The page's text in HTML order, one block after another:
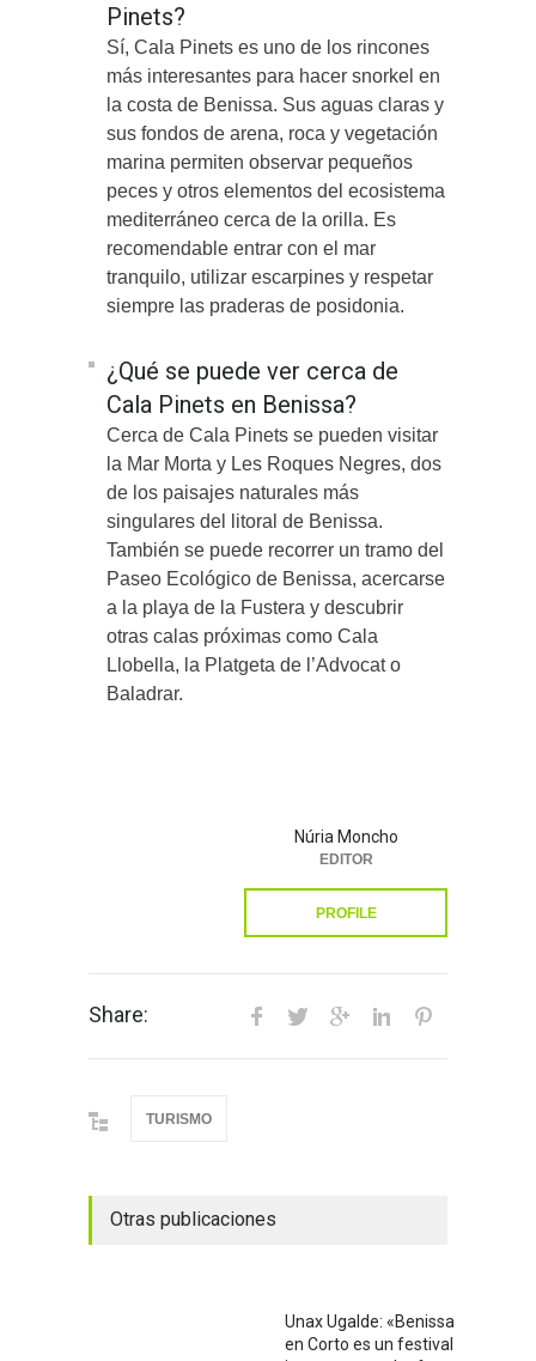
Pinets?
Sí, Cala Pinets es uno de los rincones
más interesantes para hacer snorkel en
la costa de Benissa. Sus aguas claras y
sus fondos de arena, roca y vegetación
marina permiten observar pequeños
peces y otros elementos del ecosistema
mediterráneo cerca de la orilla. Es
recomendable entrar con el mar
tranquilo, utilizar escarpines y respetar
siempre las praderas de posidonia.
¿Qué se puede ver cerca de
Cala Pinets en Benissa?
Cerca de Cala Pinets se pueden visitar
la Mar Morta y Les Roques Negres, dos
de los paisajes naturales más
singulares del litoral de Benissa.
También se puede recorrer un tramo del
Paseo Ecológico de Benissa, acercarse
a la playa de la Fustera y descubrir
otras calas próximas como Cala
Llobella, la Platgeta de l’Advocat o
Baladrar.
Núria Moncho
EDITOR
PROFILE
Share:
TURISMO
Otras publicaciones
Unax Ugalde: «Benissa
en Corto es un festival